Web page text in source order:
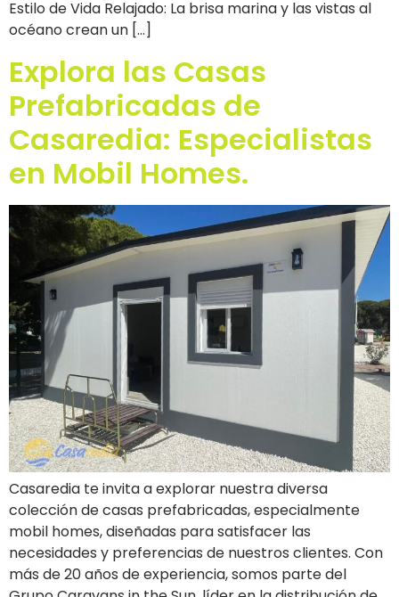
Estilo de Vida Relajado: La brisa marina y las vistas al
océano crean un […]
Explora las Casas
Prefabricadas de
Casaredia: Especialistas
en Mobil Homes.
Casaredia te invita a explorar nuestra diversa
colección de casas prefabricadas, especialmente
mobil homes, diseñadas para satisfacer las
necesidades y preferencias de nuestros clientes. Con
más de 20 años de experiencia, somos parte del